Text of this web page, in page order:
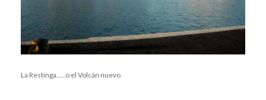
La Restinga…..o el Volcán nuevo